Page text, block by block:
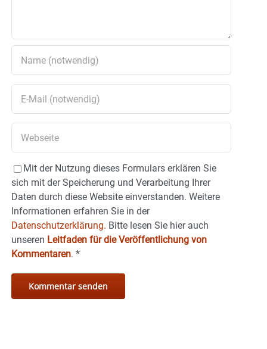
Mit der Nutzung dieses Formulars erklären Sie
sich mit der Speicherung und Verarbeitung Ihrer
Daten durch diese Website einverstanden. Weitere
Informationen erfahren Sie in der
Datenschutzerklärung. Bitte lesen Sie hier auch
unseren Leitfaden für die Veröffentlichung von
Kommentaren. *